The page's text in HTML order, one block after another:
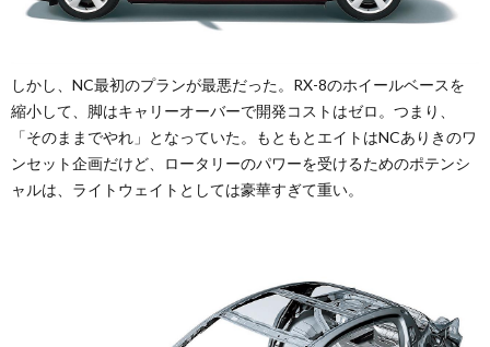
しかし、NC最初のプランが最悪だった。RX-8のホイールベースを
縮小して、脚はキャリーオーバーで開発コストはゼロ。つまり、
「そのままでやれ」となっていた。もともとエイトはNCありきのワ
ンセット企画だけど、ロータリーのパワーを受けるためのポテンシ
ャルは、ライトウェイトとしては豪華すぎて重い。